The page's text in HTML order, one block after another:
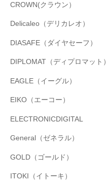
CROWN(クラウン）
Delicaleo（デリカレオ）
DIASAFE（ダイヤセーフ）
DIPLOMAT（ディプロマット）
EAGLE（イーグル）
EIKO（エーコー）
ELECTRONICDIGITAL
General（ゼネラル）
GOLD（ゴールド）
ITOKI（イトーキ）